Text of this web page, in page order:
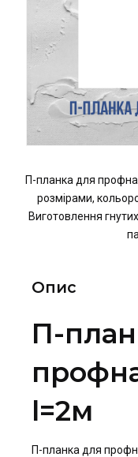
П-планка для
розмірами,
Виготовлення
Опис
П-
l=2м
П-планка для